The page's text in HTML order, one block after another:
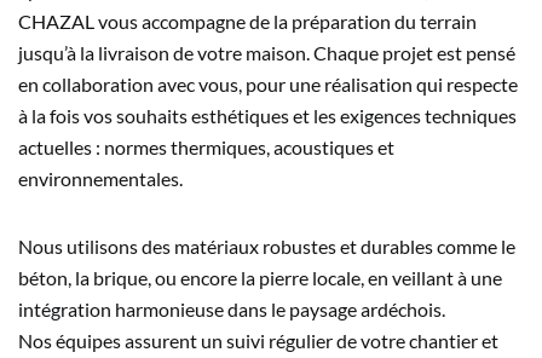
CHAZAL vous accompagne de la préparation du terrain
jusqu’à la livraison de votre maison. Chaque projet est pensé
en collaboration avec vous, pour une réalisation qui respecte
à la fois vos souhaits esthétiques et les exigences techniques
actuelles : normes thermiques, acoustiques et
environnementales.
Nous utilisons des matériaux robustes et durables comme le
béton, la brique, ou encore la pierre locale, en veillant à une
intégration harmonieuse dans le paysage ardéchois.
Nos équipes assurent un suivi régulier de votre chantier et